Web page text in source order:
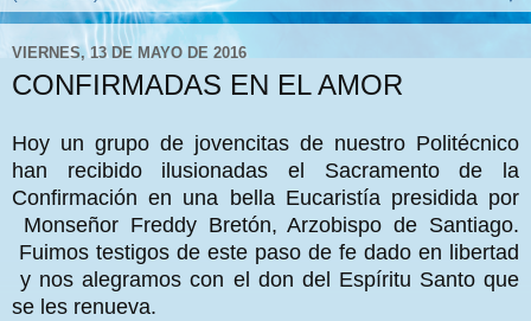
VIERNES, 13 DE MAYO DE 2016
CONFIRMADAS EN EL AMOR
Hoy un grupo de jovencitas de nuestro Politécnico
han recibido ilusionadas el Sacramento de la
Confirmación en una bella Eucaristía presidida por
Monseñor Freddy Bretón, Arzobispo de Santiago.
Fuimos testigos de este paso de fe dado en libertad
y nos alegramos con el don del Espíritu Santo que
se les renueva.